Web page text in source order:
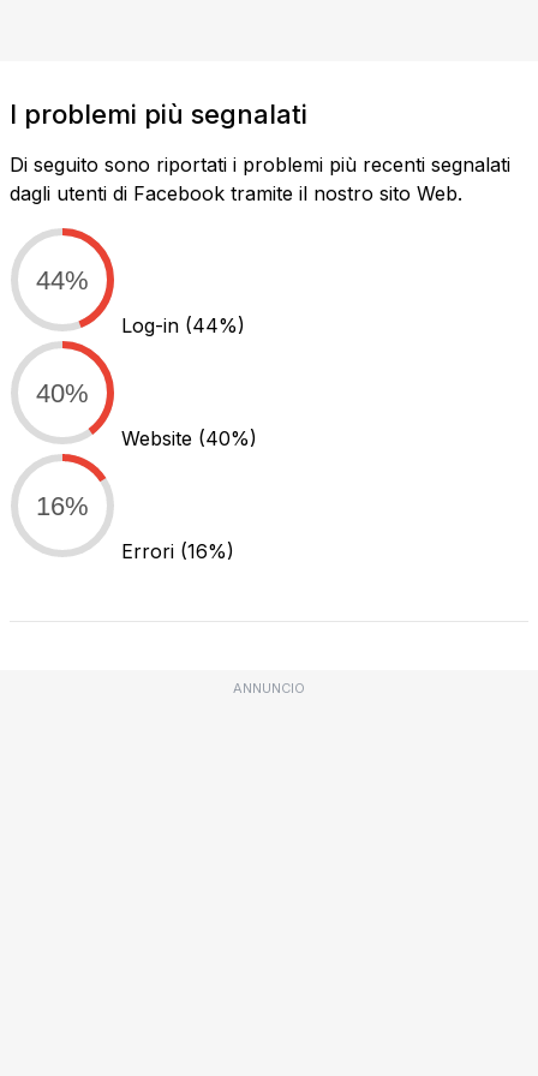
I problemi più segnalati
Di seguito sono riportati i problemi più recenti segnalati
dagli utenti di Facebook tramite il nostro sito Web.
44%
Log-in (44%)
40%
Website (40%)
16%
Errori (16%)
ANNUNCIO